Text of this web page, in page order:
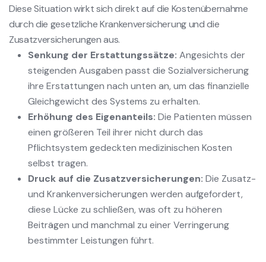
Diese Situation wirkt sich direkt auf die Kostenübernahme
durch die gesetzliche Krankenversicherung und die
Zusatzversicherungen aus.
Senkung der Erstattungssätze: Angesichts der
steigenden Ausgaben passt die Sozialversicherung
ihre Erstattungen nach unten an, um das finanzielle
Gleichgewicht des Systems zu erhalten.
Erhöhung des Eigenanteils: Die Patienten müssen
einen größeren Teil ihrer nicht durch das
Pflichtsystem gedeckten medizinischen Kosten
selbst tragen.
Druck auf die Zusatzversicherungen: Die Zusatz-
und Krankenversicherungen werden aufgefordert,
diese Lücke zu schließen, was oft zu höheren
Beiträgen und manchmal zu einer Verringerung
bestimmter Leistungen führt.